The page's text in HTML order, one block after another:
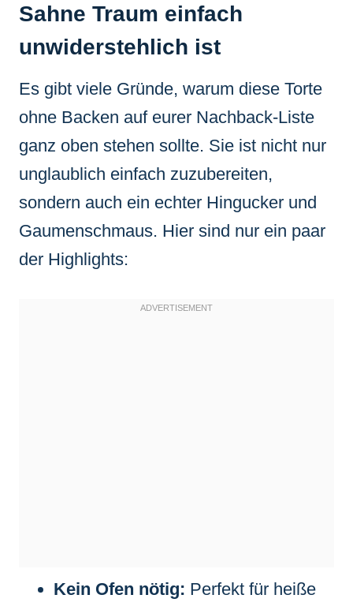
Sahne Traum einfach
unwiderstehlich ist
Es gibt viele Gründe, warum diese Torte
ohne Backen auf eurer Nachback-Liste
ganz oben stehen sollte. Sie ist nicht nur
unglaublich einfach zuzubereiten,
sondern auch ein echter Hingucker und
Gaumenschmaus. Hier sind nur ein paar
der Highlights:
Kein Ofen nötig: Perfekt für heiße